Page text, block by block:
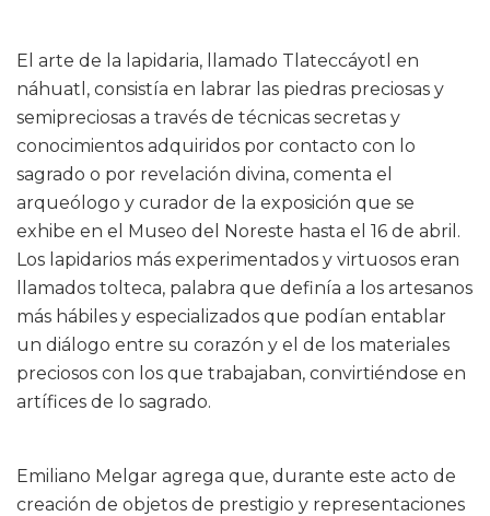
El arte de la lapidaria, llamado Tlateccáyotl en
náhuatl, consistía en labrar las piedras preciosas y
semipreciosas a través de técnicas secretas y
conocimientos adquiridos por contacto con lo
sagrado o por revelación divina, comenta el
arqueólogo y curador de la exposición que se
exhibe en el Museo del Noreste hasta el 16 de abril.
Los lapidarios más experimentados y virtuosos eran
llamados tolteca, palabra que definía a los artesanos
más hábiles y especializados que podían entablar
un diálogo entre su corazón y el de los materiales
preciosos con los que trabajaban, convirtiéndose en
artífices de lo sagrado.
Emiliano Melgar agrega que, durante este acto de
creación de objetos de prestigio y representaciones